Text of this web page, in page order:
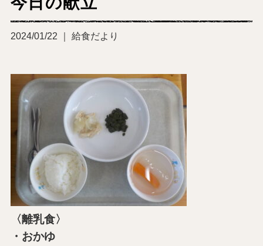
2024/01/22 ｜ 給食だより
〈離乳食〉
・おかゆ